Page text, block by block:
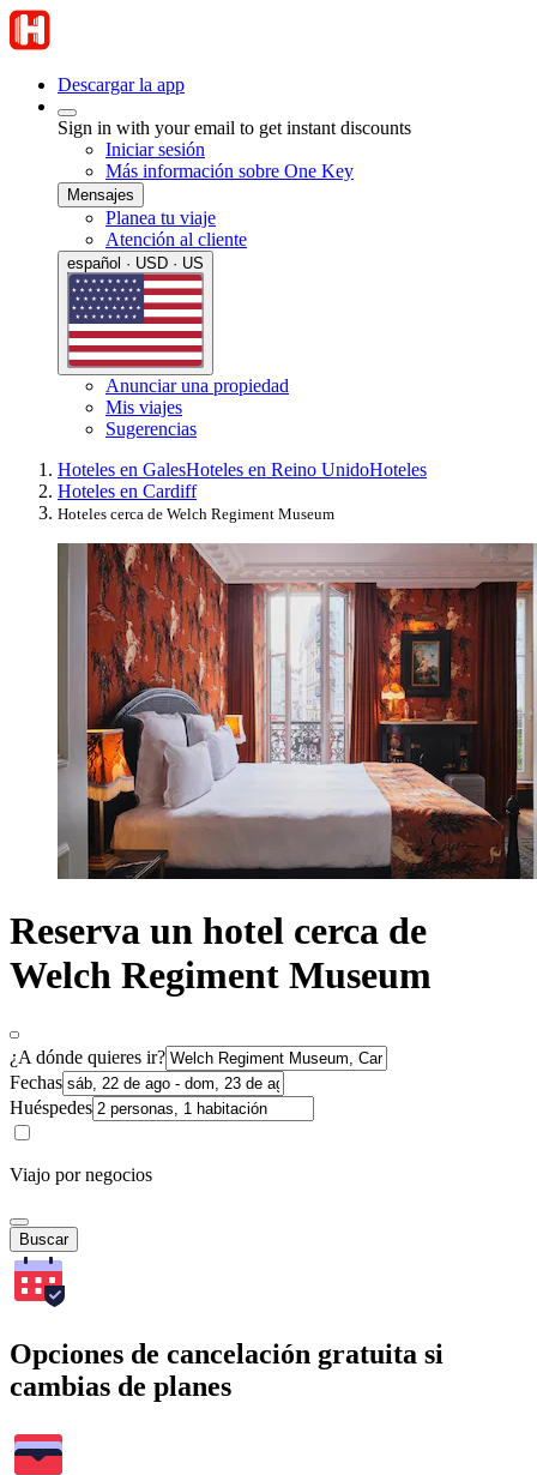
Descargar la app
Sign in with your email to get instant discounts
Iniciar sesión
Más información sobre One Key
Mensajes
Planea tu viaje
Atención al cliente
español · USD · US
Anunciar una propiedad
Mis viajes
Sugerencias
Hoteles en GalesHoteles en Reino UnidoHoteles
Hoteles en Cardiff
Hoteles cerca de Welch Regiment Museum
Reserva un hotel cerca de
Welch Regiment Museum
¿A dónde quieres ir?
Fechas
Huéspedes
Viajo por negocios
Buscar
Opciones de cancelación gratuita si
cambias de planes